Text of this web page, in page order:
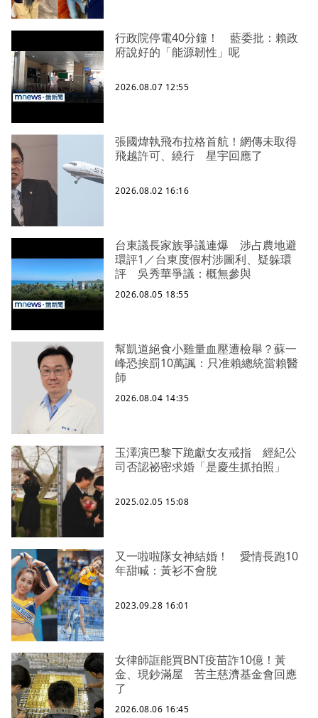
行政院停電40分鐘！ 藍委批：賴政
府說好的「能源韌性」呢
2026.08.07 12:55
張國煒執飛布拉格首航！網傳未取得
飛越許可、繞行 星宇回應了
2026.08.02 16:16
台東議長家族爭議連爆 涉占農地避
環評1／台東度假村涉圖利、疑躲環
評 吳秀華爭議：概無參與
2026.08.05 18:55
幫凱道絕食小雞量血壓遭檢舉？蘇一
峰恐挨罰10萬諷：只准賴總統當賴醫
師
2026.08.04 14:35
玉澤演巴黎下跪獻女友戒指 經紀公
司否認祕密求婚「是慶生抓拍照」
2025.02.05 15:08
又一啦啦隊女神結婚！ 愛情長跑10
年甜喊：黃衫不會脫
2023.09.28 16:01
女律師誆能買BNT疫苗詐10億！黃
金、現鈔滿屋 苦主慈濟基金會回應
了
2026.08.06 16:45